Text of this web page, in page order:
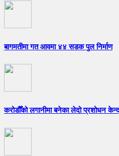
बागमतीमा गत आवमा ४४ सडक पुल निर्माण
करोडौँको लगानीमा बनेका लेदो प्रशोधन